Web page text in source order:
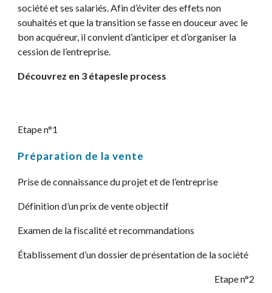
société et ses salariés. Afin d’éviter des effets non
souhaités et que la transition se fasse en douceur avec le
bon acquéreur, il convient d’anticiper et d’organiser la
cession de l’entreprise.
Découvrez en 3 étapesle process
Etape n°1
Préparation de la vente
Prise de connaissance du projet et de l’entreprise
Définition d’un prix de vente objectif
Examen de la fiscalité et recommandations
Établissement d’un dossier de présentation de la société
Etape n°2